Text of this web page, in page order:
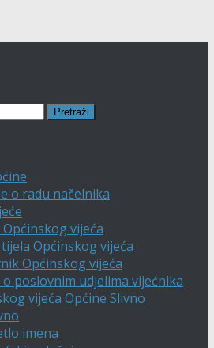
o radu načelnika
Općinskog vijeća
tijela Općinskog vijeća
Općinskog vijeća
o poslovnim udjelima vijećnika
vijeća Općine Slivno
imena